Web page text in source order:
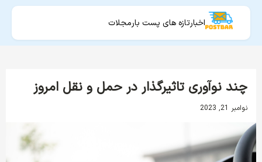
اخبارتازه های پست بارمجلات
چند نوآوری تاثیرگذار در حمل و نقل امروز
نوامبر 21, 2023